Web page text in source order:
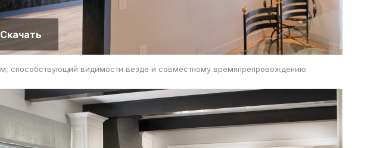
Скачать
способствующий видимости везде и совместному времяпрепровождению